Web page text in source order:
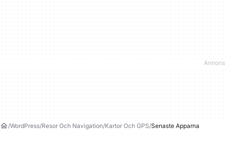
WordPress Resor Och Navigation Kartor Och GPS Senaste Apparna